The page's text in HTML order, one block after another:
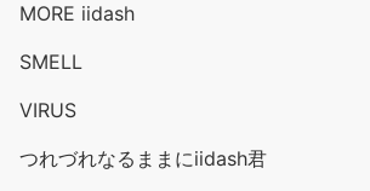
MORE iidash
SMELL
VIRUS
つれづれなるままにiidash君